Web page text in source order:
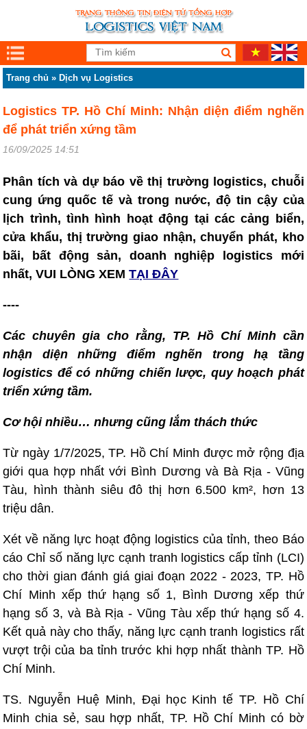
Trang chủ » Dịch vụ Logistics
Logistics TP. Hồ Chí Minh: Nhận diện điểm nghẽn
để phát triển xứng tầm
16/09/2025 14:51
Phân tích và dự báo về thị trường logistics, chuỗi
cung ứng quốc tế và trong nước, độ tin cậy của
lịch trình, tình hình hoạt động tại các cảng biển,
cửa khẩu, thị trường giao nhận, chuyển phát, kho
bãi, bất động sản, doanh nghiệp logistics mới
nhất, VUI LÒNG XEM TẠI ĐÂY
----
Các chuyên gia cho rằng, TP. Hồ Chí Minh cần
nhận diện những điểm nghẽn trong hạ tầng
logistics để có những chiến lược, quy hoạch phát
triển xứng tầm.
Cơ hội nhiều… nhưng cũng lắm thách thức
Từ ngày 1/7/2025, TP. Hồ Chí Minh được mở rộng địa
giới qua hợp nhất với Bình Dương và Bà Rịa - Vũng
Tàu, hình thành siêu đô thị hơn 6.500 km², hơn 13
triệu dân.
Xét về năng lực hoạt động logistics của tỉnh, theo Báo
cáo Chỉ số năng lực cạnh tranh logistics cấp tỉnh (LCI)
cho thời gian đánh giá giai đoạn 2022 - 2023, TP. Hồ
Chí Minh xếp thứ hạng số 1, Bình Dương xếp thứ
hạng số 3, và Bà Rịa - Vũng Tàu xếp thứ hạng số 4.
Kết quả này cho thấy, năng lực cạnh tranh logistics rất
vượt trội của ba tỉnh trước khi hợp nhất thành TP. Hồ
Chí Minh.
TS. Nguyễn Huệ Minh, Đại học Kinh tế TP. Hồ Chí
Minh chia sẻ, sau hợp nhất, TP. Hồ Chí Minh có bờ